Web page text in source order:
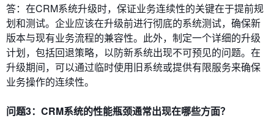
答：在CRM系统升级时，保证业务连续性的关键在于提前规
划和测试。企业应该在升级前进行彻底的系统测试，确保新
版本与现有业务流程的兼容性。此外，制定一个详细的升级
计划，包括回退策略，以防新系统出现不可预见的问题。在
升级期间，可以通过临时使用旧系统或提供有限服务来确保
业务操作的连续性。
问题3：CRM系统的性能瓶颈通常出现在哪些方面？